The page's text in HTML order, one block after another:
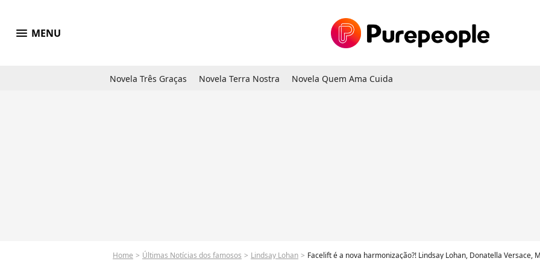
menu MENU
Novela Três Graças Novela Terra Nostra Novela Quem Ama Cuida
Home Últimas Notícias dos famosos Lindsay Lohan Facelift é a nova harmonização?! Lindsay Lohan, Donatella Versace, Megan Fox e